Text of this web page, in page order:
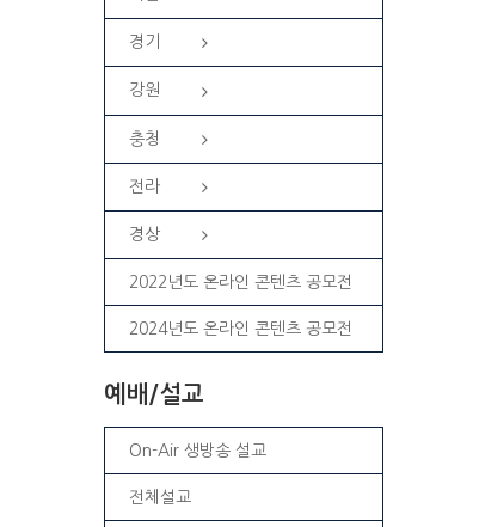
경기
강원
충청
전라
경상
2022년도 온라인 콘텐츠 공모전
2024년도 온라인 콘텐츠 공모전
예배/설교
On-Air 생방송 설교
전체설교